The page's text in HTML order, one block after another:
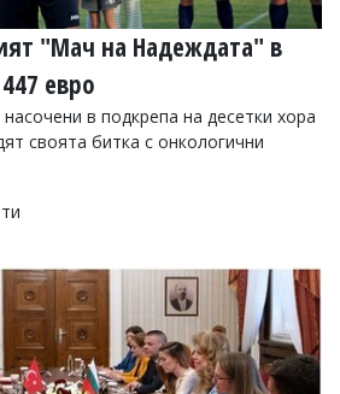
"Мач на Надеждата" в
евро
в подкрепа на десетки хора
своята битка с онкологични